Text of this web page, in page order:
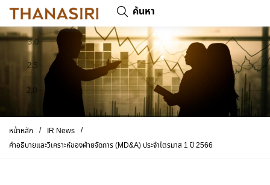
ค้นหา
หน้าหลัก / IR News /
คำอธิบายและวิเคราะห์ของฝ่ายจัดการ (MD&A) ประจำไตรมาส 1 ปี 2566